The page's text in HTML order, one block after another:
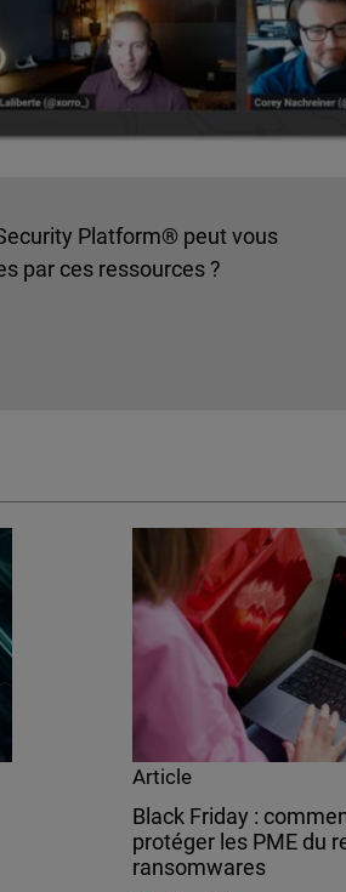
Platform® peut vous
par ces ressources ?
Article
Black Friday :
protéger les PME du
ransomwares